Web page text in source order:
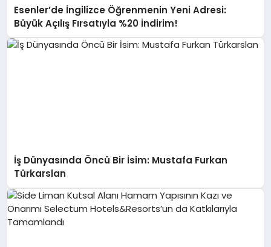
Esenler’de İngilizce Öğrenmenin Yeni Adresi:
Büyük Açılış Fırsatıyla %20 İndirim!
İş Dünyasında Öncü Bir İsim: Mustafa Furkan
Türkarslan